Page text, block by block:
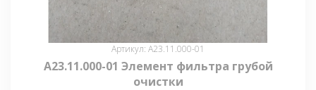
Артикул: А23.11.000-01
А23.11.000-01 Элемент фильтра грубой
очистки